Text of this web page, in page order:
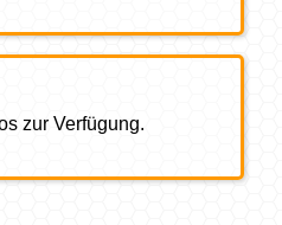
zur Verfügung.